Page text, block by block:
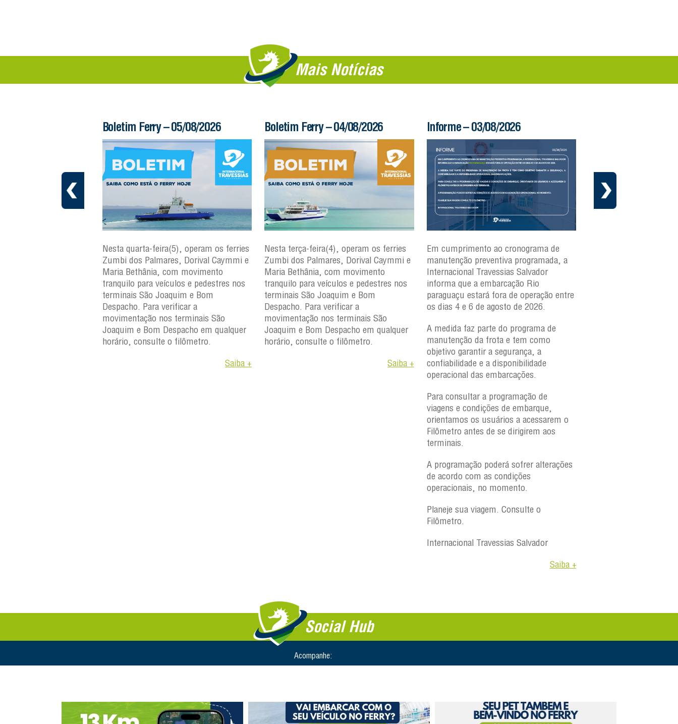
Mais Notícias
Boletim Ferry – 05/08/2026
Nesta quarta-feira(5), operam os ferries
Zumbi dos Palmares, Dorival Caymmi e
Maria Bethânia, com movimento
tranquilo para veículos e pedestres nos
terminais São Joaquim e Bom
Despacho. Para verificar a
movimentação nos terminais São
Joaquim e Bom Despacho em qualquer
horário, consulte o filômetro.
Saiba +
Boletim Ferry – 04/08/2026
Nesta terça-feira(4), operam os ferries
Zumbi dos Palmares, Dorival Caymmi e
Maria Bethânia, com movimento
tranquilo para veículos e pedestres nos
terminais São Joaquim e Bom
Despacho. Para verificar a
movimentação nos terminais São
Joaquim e Bom Despacho em qualquer
horário, consulte o filômetro.
Saiba +
Informe – 03/08/2026
Em cumprimento ao cronograma de
manutenção preventiva programada, a
Internacional Travessias Salvador
informa que a embarcação Rio
paraguaçu estará fora de operação entre
os dias 4 e 6 de agosto de 2026.
A medida faz parte do programa de
manutenção da frota e tem como
objetivo garantir a segurança, a
confiabilidade e a disponibilidade
operacional das embarcações.
Para consultar a programação de
viagens e condições de embarque,
orientamos os usuários a acessarem o
Filômetro antes de se dirigirem aos
terminais.
A programação poderá sofrer alterações
de acordo com as condições
operacionais, no momento.
Planeje sua viagem. Consulte o
Filômetro.
Internacional Travessias Salvador
Saiba +
Social Hub
Acompanhe: